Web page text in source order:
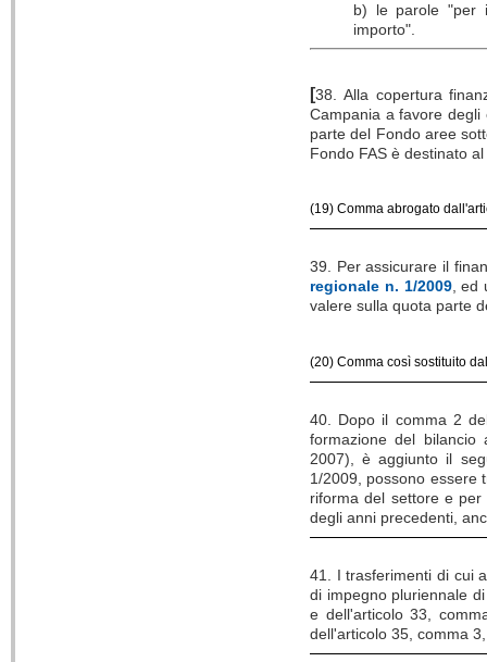
b) le parole "per
importo".
[38. Alla copertura
Campania a favore
parte del Fondo aree
Fondo FAS è destinato
(19) Comma abrogato
39. Per assicurare il
regionale n. 1/2009, ed
valere sulla quota parte
(20) Comma così sostituito
40. Dopo il comma 2
formazione del bilancio
2007), è aggiunto il
1/2009, possono essere
riforma del settore e
degli anni precedenti,
41. I trasferimenti di cui
di impegno pluriennale
e dell'articolo 33,
dell'articolo 35, comma